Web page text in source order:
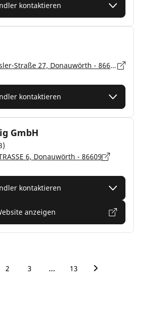
kontaktieren
Dr.-Friedrich-Drechsler-Straße 27, Donauwörth - 86609
kontaktieren
GmbH
6, Donauwörth - 86609
kontaktieren
anzeigen
2 3 … 13